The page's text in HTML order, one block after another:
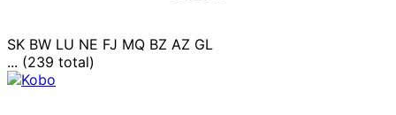
SK BW LU NE FJ MQ BZ AZ GL
... (239 total)